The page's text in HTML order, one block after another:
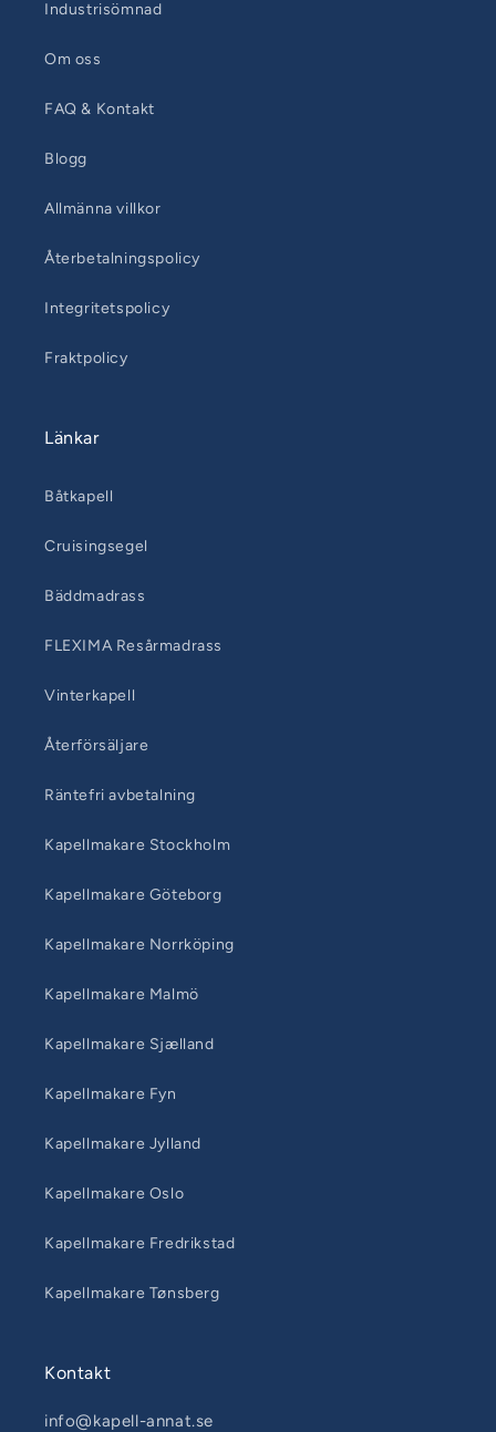
Industrisömnad
Om oss
FAQ & Kontakt
Blogg
Allmänna villkor
Återbetalningspolicy
Integritetspolicy
Fraktpolicy
Länkar
Båtkapell
Cruisingsegel
Bäddmadrass
FLEXIMA Resårmadrass
Vinterkapell
Återförsäljare
Räntefri avbetalning
Kapellmakare Stockholm
Kapellmakare Göteborg
Kapellmakare Norrköping
Kapellmakare Malmö
Kapellmakare Sjælland
Kapellmakare Fyn
Kapellmakare Jylland
Kapellmakare Oslo
Kapellmakare Fredrikstad
Kapellmakare Tønsberg
Kontakt
info@kapell-annat.se